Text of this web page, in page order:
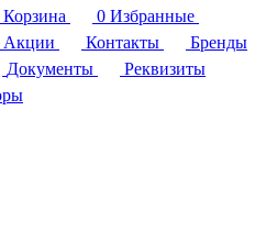
Корзина 0 Избранные
Акции Контакты
Бренды
Документы Реквизиты